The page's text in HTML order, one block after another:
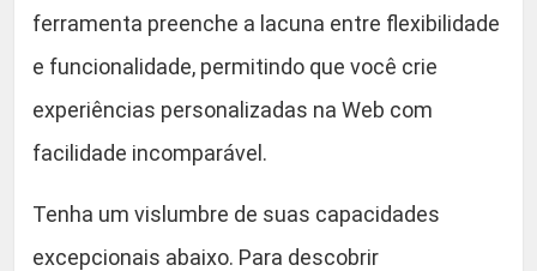
ferramenta preenche a lacuna entre flexibilidade
e funcionalidade, permitindo que você crie
experiências personalizadas na Web com
facilidade incomparável.
Tenha um vislumbre de suas capacidades
excepcionais abaixo. Para descobrir